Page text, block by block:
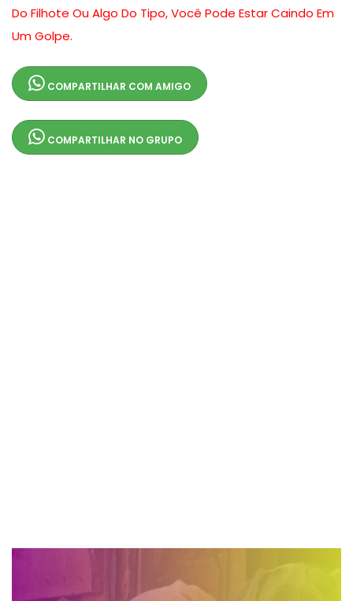
Do Filhote Ou Algo Do Tipo, Você Pode Estar Caindo Em
Um Golpe.
COMPARTILHAR COM AMIGO
COMPARTILHAR NO GRUPO